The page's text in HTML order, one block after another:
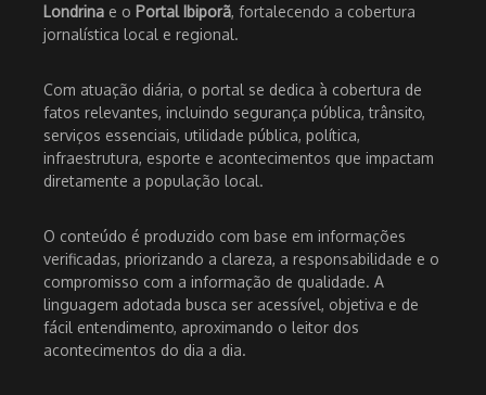
Londrina e o Portal Ibiporã, fortalecendo a cobertura
jornalística local e regional.
Com atuação diária, o portal se dedica à cobertura de
fatos relevantes, incluindo segurança pública, trânsito,
serviços essenciais, utilidade pública, política,
infraestrutura, esporte e acontecimentos que impactam
diretamente a população local.
O conteúdo é produzido com base em informações
verificadas, priorizando a clareza, a responsabilidade e o
compromisso com a informação de qualidade. A
linguagem adotada busca ser acessível, objetiva e de
fácil entendimento, aproximando o leitor dos
acontecimentos do dia a dia.